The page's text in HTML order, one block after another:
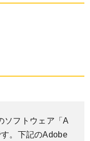
ソフトウェア「A
。下記のAdobe